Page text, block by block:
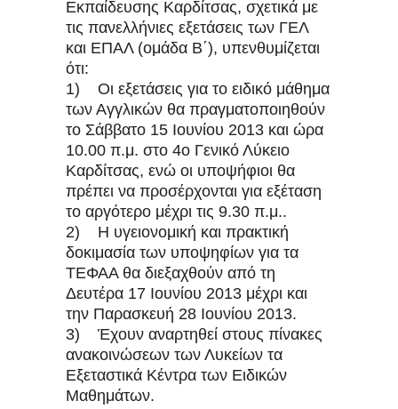
Εκπαίδευσης Καρδίτσας, σχετικά με
τις πανελλήνιες εξετάσεις των ΓΕΛ
και ΕΠΑΛ (ομάδα Β΄), υπενθυμίζεται
ότι:
1) Οι εξετάσεις για το ειδικό μάθημα
των Αγγλικών θα πραγματοποιηθούν
το Σάββατο 15 Ιουνίου 2013 και ώρα
10.00 π.μ. στο 4ο Γενικό Λύκειο
Καρδίτσας, ενώ οι υποψήφιοι θα
πρέπει να προσέρχονται για εξέταση
το αργότερο μέχρι τις 9.30 π.μ..
2) Η υγειονομική και πρακτική
δοκιμασία των υποψηφίων για τα
ΤΕΦΑΑ θα διεξαχθούν από τη
Δευτέρα 17 Ιουνίου 2013 μέχρι και
την Παρασκευή 28 Ιουνίου 2013.
3) Έχουν αναρτηθεί στους πίνακες
ανακοινώσεων των Λυκείων τα
Εξεταστικά Κέντρα των Ειδικών
Μαθημάτων.